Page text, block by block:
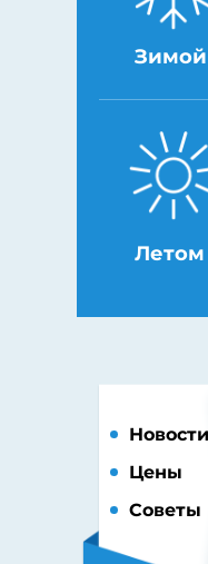
Зимой
Летом
Новости
Цены
Советы